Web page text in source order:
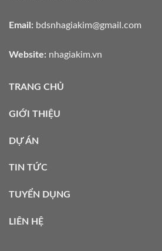
Email: bdsnhagiakim@gmail.com
Website: nhagiakim.vn
TRANG CHỦ
GIỚI THIỆU
DỰ ÁN
TIN TỨC
TUYỂN DỤNG
LIÊN HỆ